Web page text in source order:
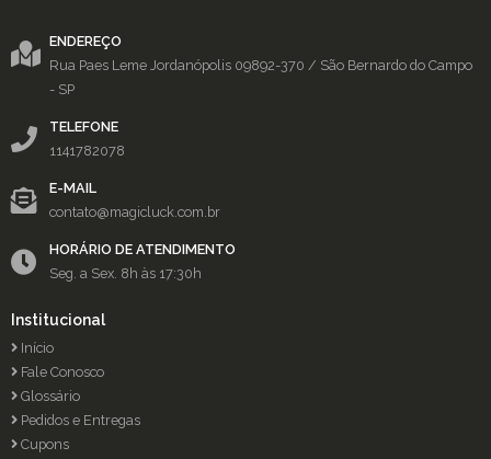
ENDEREÇO
Rua Paes Leme Jordanópolis 09892-370 / São Bernardo do Campo
- SP
TELEFONE
1141782078
E-MAIL
contato@magicluck.com.br
HORÁRIO DE ATENDIMENTO
Seg. a Sex. 8h às 17:30h
Institucional
Início
Fale Conosco
Glossário
Pedidos e Entregas
Cupons